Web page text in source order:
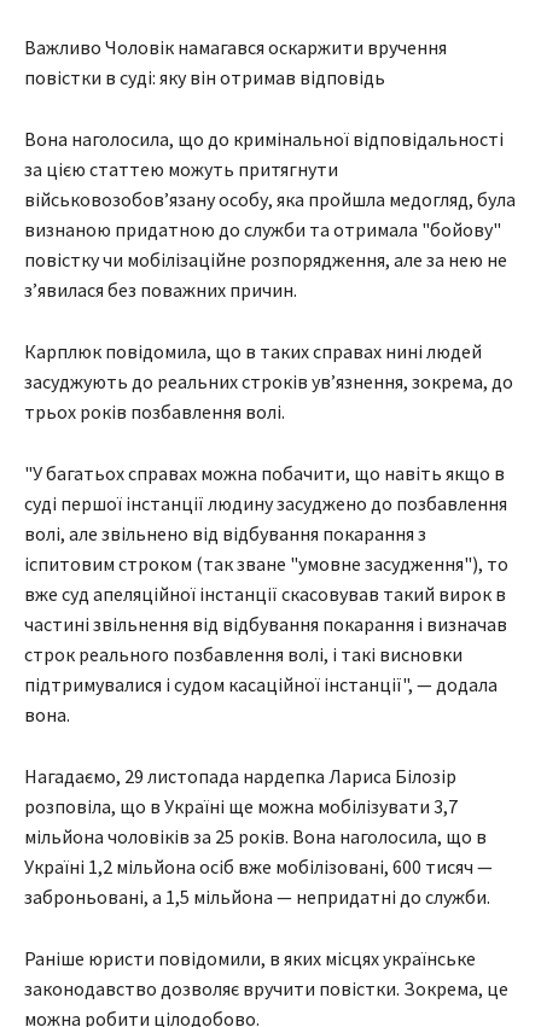
Важливо Чоловік намагався оскаржити вручення
повістки в суді: яку він отримав відповідь
Вона наголосила, що до кримінальної відповідальності
за цією статтею можуть притягнути
військовозобовʼязану особу, яка пройшла медогляд, була
визнаною придатною до служби та отримала "бойову"
повістку чи мобілізаційне розпорядження, але за нею не
зʼявилася без поважних причин.
Карплюк повідомила, що в таких справах нині людей
засуджують до реальних строків увʼязнення, зокрема, до
трьох років позбавлення волі.
"У багатьох справах можна побачити, що навіть якщо в
суді першої інстанції людину засуджено до позбавлення
волі, але звільнено від відбування покарання з
іспитовим строком (так зване "умовне засудження"), то
вже суд апеляційної інстанції скасовував такий вирок в
частині звільнення від відбування покарання і визначав
строк реального позбавлення волі, і такі висновки
підтримувалися і судом касаційної інстанції", — додала
вона.
Нагадаємо, 29 листопада нардепка Лариса Білозір
розповіла, що в Україні ще можна мобілізувати 3,7
мільйона чоловіків за 25 років. Вона наголосила, що в
Україні 1,2 мільйона осіб вже мобілізовані, 600 тисяч —
заброньовані, а 1,5 мільйона — непридатні до служби.
Раніше юристи повідомили, в яких місцях українське
законодавство дозволяє вручити повістки. Зокрема, це
можна робити цілодобово.